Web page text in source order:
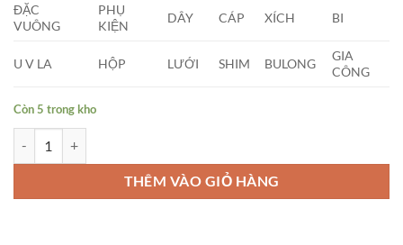
ĐẶC
VUÔNG
PHỤ
KIỆN
DÂY CÁP XÍCH BI
U V LA HỘP LƯỚI SHIM BULONG
GIA
CÔNG
Còn 5 trong kho
THÊM VÀO GIỎ HÀNG